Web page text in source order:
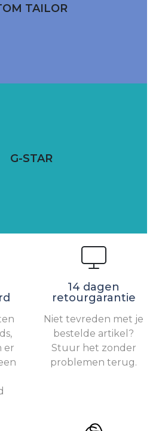
TAILOR
G-STAR
er
14 dagen
retourgarantie
Niet tevreden met je
bestelde artikel?
Stuur het zonder
problemen terug.